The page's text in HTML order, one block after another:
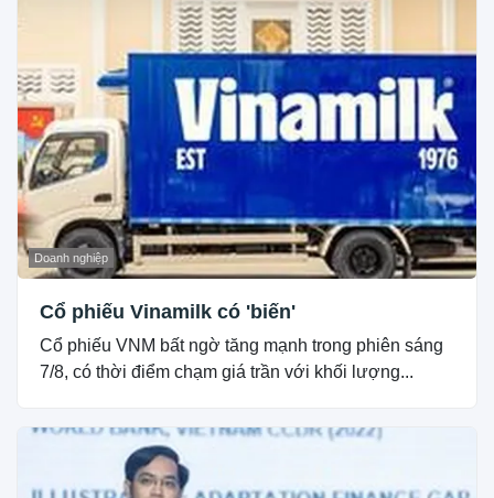
Doanh nghiệp
Cổ phiếu Vinamilk có 'biến'
Cổ phiếu VNM bất ngờ tăng mạnh trong phiên sáng
7/8, có thời điểm chạm giá trần với khối lượng...